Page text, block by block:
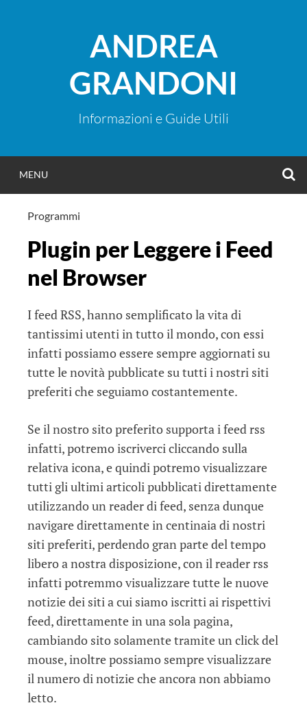
ANDREA
GRANDONI
Informazioni e Guide Utili
MENU
Programmi
Plugin per Leggere i Feed
nel Browser
I feed RSS, hanno semplificato la vita di
tantissimi utenti in tutto il mondo, con essi
infatti possiamo essere sempre aggiornati su
tutte le novità pubblicate su tutti i nostri siti
preferiti che seguiamo costantemente.
Se il nostro sito preferito supporta i feed rss
infatti, potremo iscriverci cliccando sulla
relativa icona, e quindi potremo visualizzare
tutti gli ultimi articoli pubblicati direttamente
utilizzando un reader di feed, senza dunque
navigare direttamente in centinaia di nostri
siti preferiti, perdendo gran parte del tempo
libero a nostra disposizione, con il reader rss
infatti potremmo visualizzare tutte le nuove
notizie dei siti a cui siamo iscritti ai rispettivi
feed, direttamente in una sola pagina,
cambiando sito solamente tramite un click del
mouse, inoltre possiamo sempre visualizzare
il numero di notizie che ancora non abbiamo
letto.